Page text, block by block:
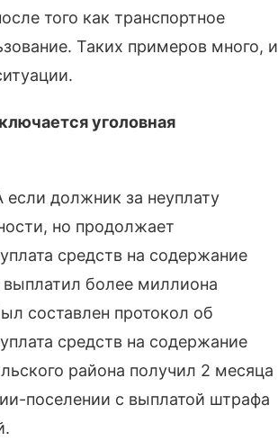
того как транспортное
Таких примеров много, и
уголовная
должник за неуплату
но продолжает
средств на содержание
более миллиона
составлен протокол об
средств на содержание
района получил 2 месяца
поселении с выплатой штрафа